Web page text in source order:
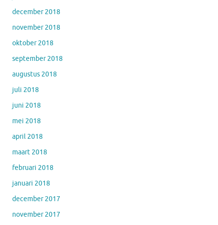
december 2018
november 2018
oktober 2018
september 2018
augustus 2018
juli 2018
juni 2018
mei 2018
april 2018
maart 2018
februari 2018
januari 2018
december 2017
november 2017